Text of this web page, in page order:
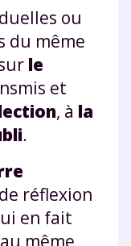
ou
du même
le
et
, à la
.
réflexion
en fait
même